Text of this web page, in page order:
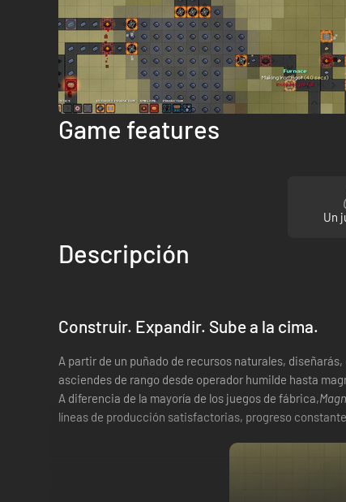
Game features
Un
Descripción
Construir. Expandir. Sube a la cima.
A partir de un puñado de recursos naturales,
asciendes de rango desde operador humilde hasta
A diferencia de la mayoría de los juegos de fábrica,
líneas de producción satisfactorias, progreso